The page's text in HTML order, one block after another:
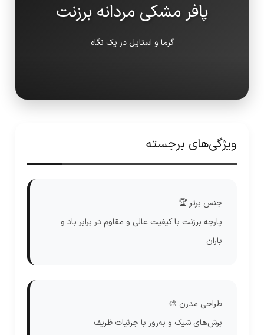
پافر مشکی مردانه برزنت
گرما و استایل در یک نگاه
ویژگی‌های برجسته
جنس برتر 🏆
پارچه برزنت با کیفیت عالی و مقاوم در برابر باد و
باران
طراحی مدرن 🎨
برش‌های شیک و به‌روز با جزئیات ظریف